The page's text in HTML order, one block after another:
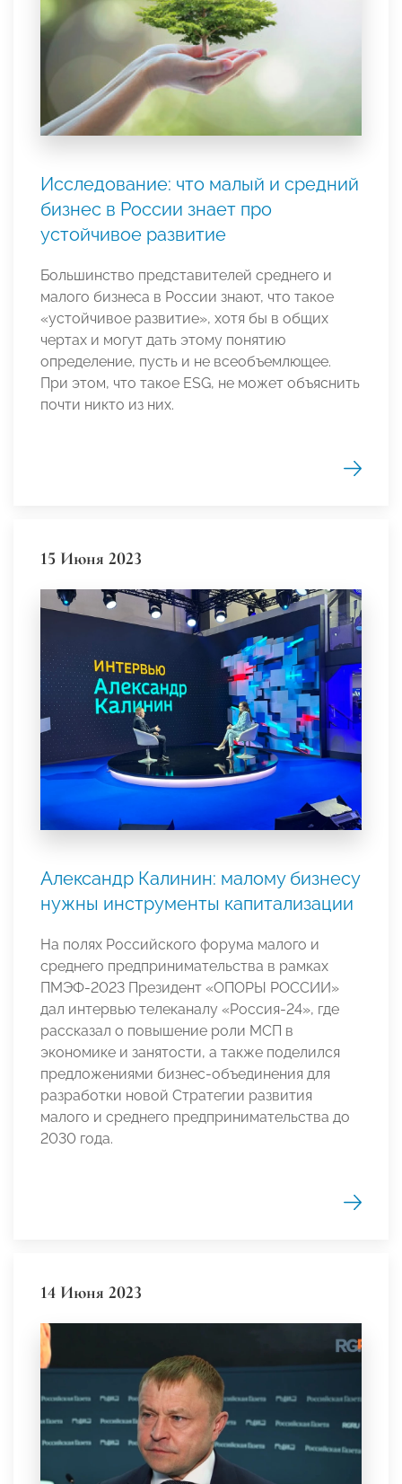
Исследование: что малый и средний
бизнес в России знает про
устойчивое развитие
Большинство представителей среднего и
малого бизнеса в России знают, что такое
«устойчивое развитие», хотя бы в общих
чертах и могут дать этому понятию
определение, пусть и не всеобъемлющее.
При этом, что такое ESG, не может объяснить
почти никто из них.
15 Июня 2023
Александр Калинин: малому бизнесу
нужны инструменты капитализации
На полях Российского форума малого и
среднего предпринимательства в рамках
ПМЭФ-2023 Президент «ОПОРЫ РОССИИ»
дал интервью телеканалу «Россия-24», где
рассказал о повышение роли МСП в
экономике и занятости, а также поделился
предложениями бизнес-объединения для
разработки новой Стратегии развития
малого и среднего предпринимательства до
2030 года.
14 Июня 2023